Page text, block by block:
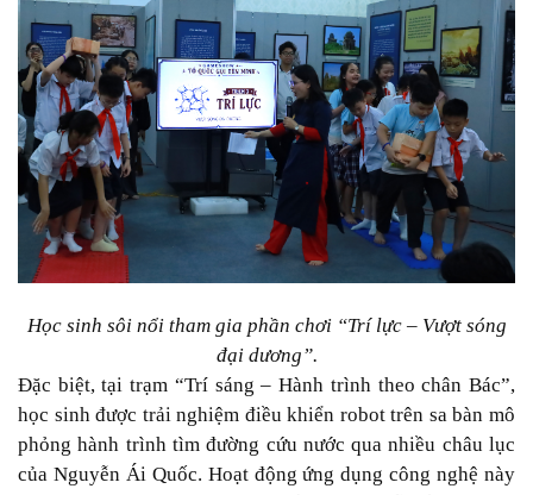
Học sinh sôi nổi tham gia phần chơi “Trí lực – Vượt sóng
đại dương”.
Đặc biệt, tại trạm “Trí sáng – Hành trình theo chân Bác”,
học sinh được trải nghiệm điều khiển robot trên sa bàn mô
phỏng hành trình tìm đường cứu nước qua nhiều châu lục
của Nguyễn Ái Quốc. Hoạt động ứng dụng công nghệ này